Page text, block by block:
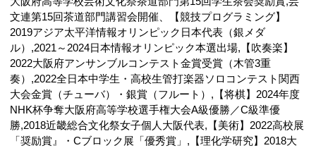
文連第15回茶道部門講習会開催、【競技プログラミング】
2019アジア太平洋情報オリンピック日本代表（銀メダ
ル）,2021～2024日本情報オリンピック本選出場,【吹奏楽】
2022大阪府アンサンブルコンテスト金賞受賞（木管3重
奏）,2022全日本中学生・高校生管打楽器ソロコンテスト関西
大会金賞（チューバ）・銀賞（フルート）,【将棋】2024年度
NHK杯争奪大阪府高等学校選手権大会A級優勝／C級準優
勝,2018近畿総合文化祭女子個人大阪代表,【美術】2022高校展
「奨励賞』・Cブロック展「優秀賞」,【理化学研究】2018大